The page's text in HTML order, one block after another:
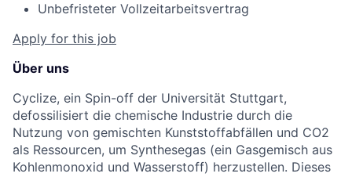
Unbefristeter Vollzeitarbeitsvertrag
Apply for this job
Über uns
Cyclize, ein Spin-off der Universität Stuttgart,
defossilisiert die chemische Industrie durch die
Nutzung von gemischten Kunststoffabfällen und CO2
als Ressourcen, um Synthesegas (ein Gasgemisch aus
Kohlenmonoxid und Wasserstoff) herzustellen. Dieses